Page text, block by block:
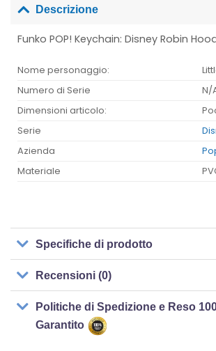
Descrizione
Funko POP! Keychain: Disney Robin
Nome personaggio:
Numero di Serie
N/
Dimensioni articolo:
Serie
Azienda
Materiale
Specifiche di prodotto
Recensioni (0)
Politiche di Spedizione e Reso
Garantito